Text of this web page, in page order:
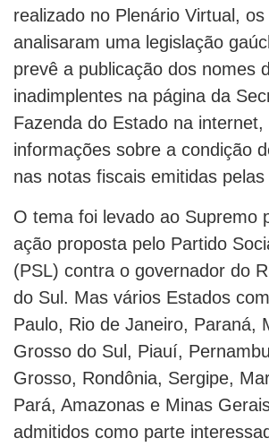
realizado no Plenário Virtual,
analisaram uma legislação
prevê a publicação dos nomes
inadimplentes na página da
Fazenda do Estado na internet,
informações sobre a condição
nas notas fiscais emitidas
O tema foi levado ao Supremo
ação proposta pelo Partido
(PSL) contra o governador do
do Sul. Mas vários Estados
Paulo, Rio de Janeiro, Paraná,
Grosso do Sul, Piauí,
Grosso, Rondônia, Sergipe,
Pará, Amazonas e Minas
admitidos como parte